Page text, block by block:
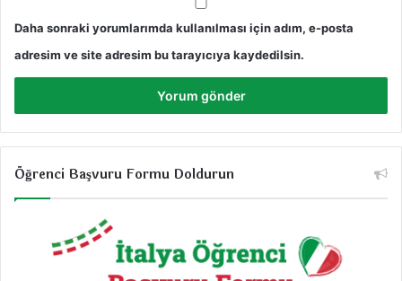
Daha sonraki yorumlarımda kullanılması için adım, e-posta
adresim ve site adresim bu tarayıcıya kaydedilsin.
Öğrenci Başvuru Formu Doldurun